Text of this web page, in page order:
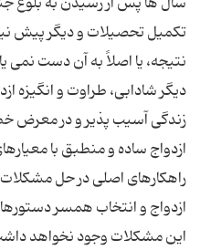
تکمیل تحصیلات و دیگر پیش
نتیجه، یا اصلاً به آن دست نمى
دیگر شادابى، طراوت و انگیزه
زندگى آسیب پذیر و در
ازدواج ساده و منطبق با
راهکارهاى اصلى در حل مشکلات
ازدواج و انتخاب همسر
این مشکلات وجود نخواهد